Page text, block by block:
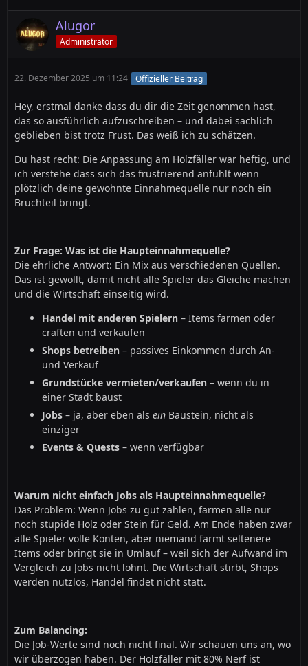
Alugor
Administrator
22. Dezember 2025 um 11:24 Offizieller Beitrag
Hey, erstmal danke dass du dir die Zeit genommen hast,
das so ausführlich aufzuschreiben – und dabei sachlich
geblieben bist trotz Frust. Das weiß ich zu schätzen.
Du hast recht: Die Anpassung am Holzfäller war heftig, und
ich verstehe dass sich das frustrierend anfühlt wenn
plötzlich deine gewohnte Einnahmequelle nur noch ein
Bruchteil bringt.
Zur Frage: Was ist die Haupteinnahmequelle?
Die ehrliche Antwort: Ein Mix aus verschiedenen Quellen.
Das ist gewollt, damit nicht alle Spieler das Gleiche machen
und die Wirtschaft einseitig wird.
Handel mit anderen Spielern – Items farmen oder
craften und verkaufen
Shops betreiben – passives Einkommen durch An-
und Verkauf
Grundstücke vermieten/verkaufen – wenn du in
einer Stadt baust
Jobs – ja, aber eben als ein Baustein, nicht als
einziger
Events & Quests – wenn verfügbar
Warum nicht einfach Jobs als Haupteinnahmequelle?
Das Problem: Wenn Jobs zu gut zahlen, farmen alle nur
noch stupide Holz oder Stein für Geld. Am Ende haben zwar
alle Spieler volle Konten, aber niemand farmt seltenere
Items oder bringt sie in Umlauf – weil sich der Aufwand im
Vergleich zu Jobs nicht lohnt. Die Wirtschaft stirbt, Shops
werden nutzlos, Handel findet nicht statt.
Zum Balancing:
Die Job-Werte sind noch nicht final. Wir schauen uns an, wo
wir überzogen haben. Der Holzfäller mit 80% Nerf ist